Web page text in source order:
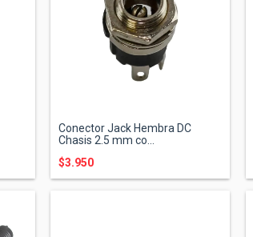
Conector Jack Hembra DC
Chasis 2.5 mm co...
$3.950